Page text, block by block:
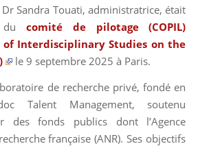
Sandra Touati, administratrice, était
comité de pilotage (COPIL)
of Interdisciplinary Studies on the
le 9 septembre 2025 à Paris.
de recherche privé, fondé en
Talent Management, soutenu
des fonds publics dont l’Agence
française (ANR). Ses objectifs